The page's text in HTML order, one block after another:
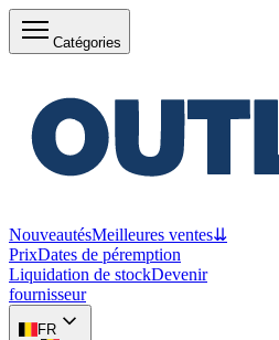
Catégories
NouveautésMeilleures ventes⇊
PrixDates de péremption
Liquidation de stockDevenir
fournisseur
FR